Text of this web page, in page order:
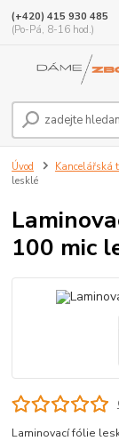
(+420) 415 930 485
(Po-Pá, 8-16 hod.)
Úvod Kancelářská
lesklé
100 mic
Laminovací fólie